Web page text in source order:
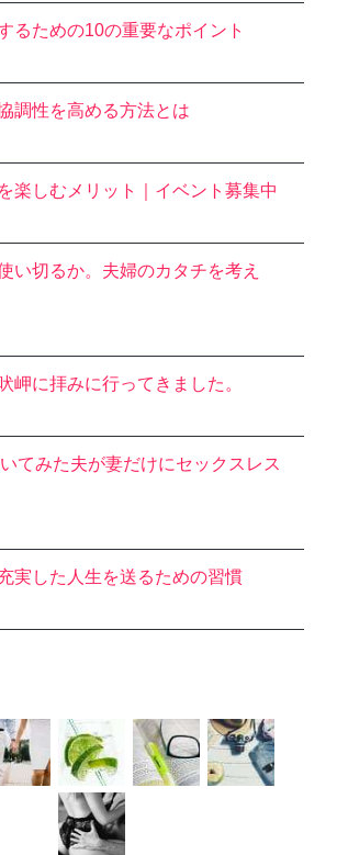
るための10の重要なポイント
調性を高める方法とは
楽しむメリット｜イベント募集中
い切るか。夫婦のカタチを考え
岬に拝みに行ってきました。
てみた夫が妻だけにセックスレス
実した人生を送るための習慣